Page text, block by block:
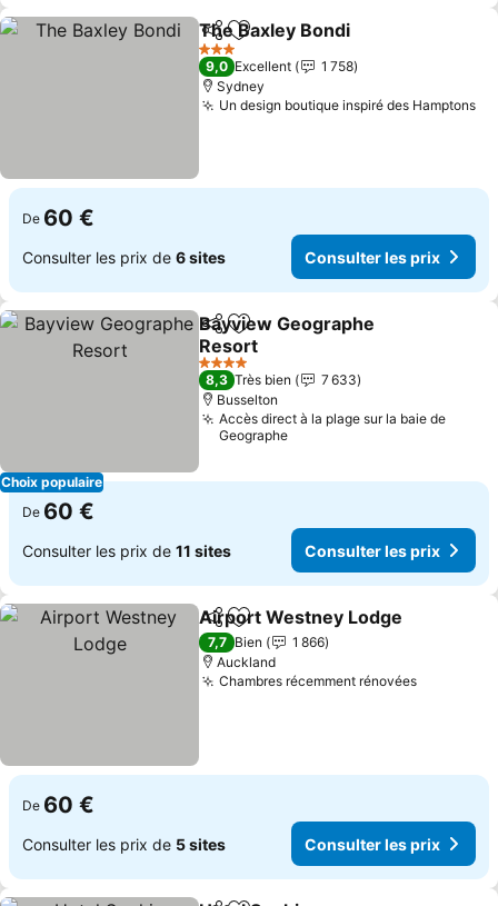
PartagerAjouter à mes favoris
The Baxley Bondi
3 Étoiles
9,0 Excellent
1 758
Sydney
Un design boutique inspiré des Hamptons
De 60 €
Consulter les prix de 6 sites Consulter les prix
Choix populaire
PartagerAjouter à mes favoris
Bayview Geographe
Resort
Consulter les prix
4 Étoiles
8,3 Très bien
7 633
Busselton
Accès direct à la plage sur la baie de
Geographe
De 60 €
Consulter les prix de 11 sites Consulter les prix
PartagerAjouter à mes favoris
Airport Westney Lodge
7,7 Bien
1 866
Auckland
Chambres récemment rénovées
De 60 €
Consulter les prix de 5 sites Consulter les prix